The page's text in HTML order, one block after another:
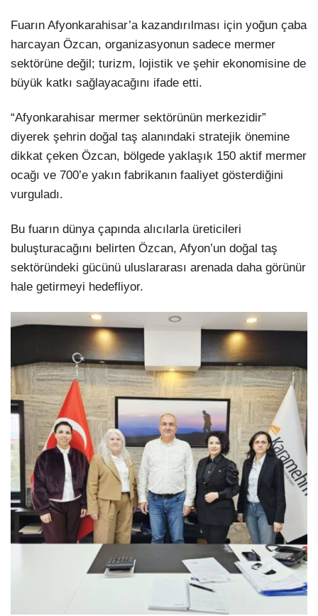
Fuarın Afyonkarahisar’a kazandırılması için yoğun çaba
harcayan Özcan, organizasyonun sadece mermer
sektörüne değil; turizm, lojistik ve şehir ekonomisine de
büyük katkı sağlayacağını ifade etti.
“Afyonkarahisar mermer sektörünün merkezidir”
diyerek şehrin doğal taş alanındaki stratejik önemine
dikkat çeken Özcan, bölgede yaklaşık 150 aktif mermer
ocağı ve 700’e yakın fabrikanın faaliyet gösterdiğini
vurguladı.
Bu fuarın dünya çapında alıcılarla üreticileri
buluşturacağını belirten Özcan, Afyon’un doğal taş
sektöründeki gücünü uluslararası arenada daha görünür
hale getirmeyi hedefliyor.